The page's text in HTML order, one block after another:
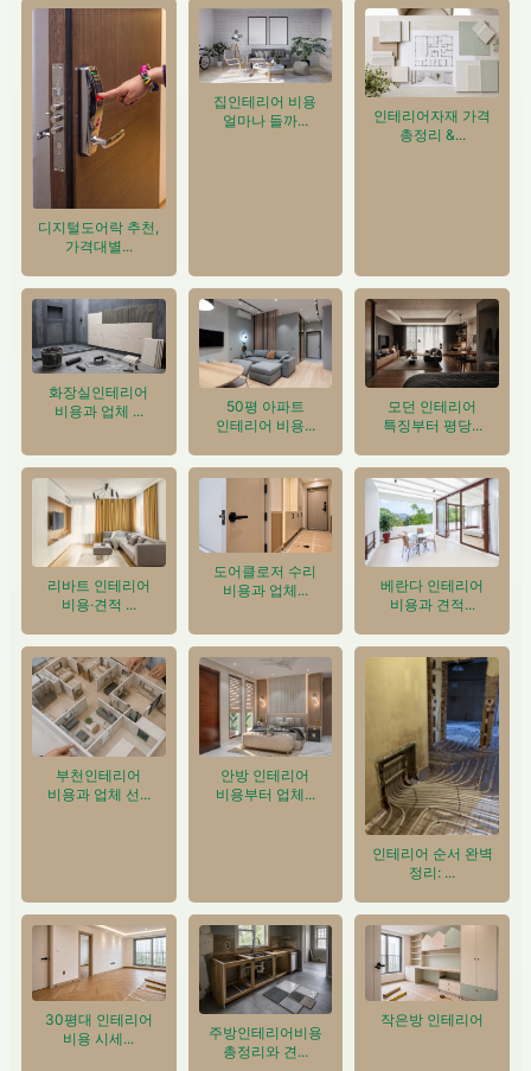
디지털도어락 추천,
가격대별...
집인테리어 비용
얼마나 들까...
인테리어자재 가격
총정리 &...
화장실인테리어
비용과 업체 ...
50평 아파트
인테리어 비용...
모던 인테리어
특징부터 평당...
리바트 인테리어
비용·견적 ...
도어클로저 수리
비용과 업체...
베란다 인테리어
비용과 견적...
부천인테리어
비용과 업체 선...
안방 인테리어
비용부터 업체...
인테리어 순서 완벽
정리: ...
30평대 인테리어
비용 시세...
주방인테리어비용
총정리와 견...
작은방 인테리어